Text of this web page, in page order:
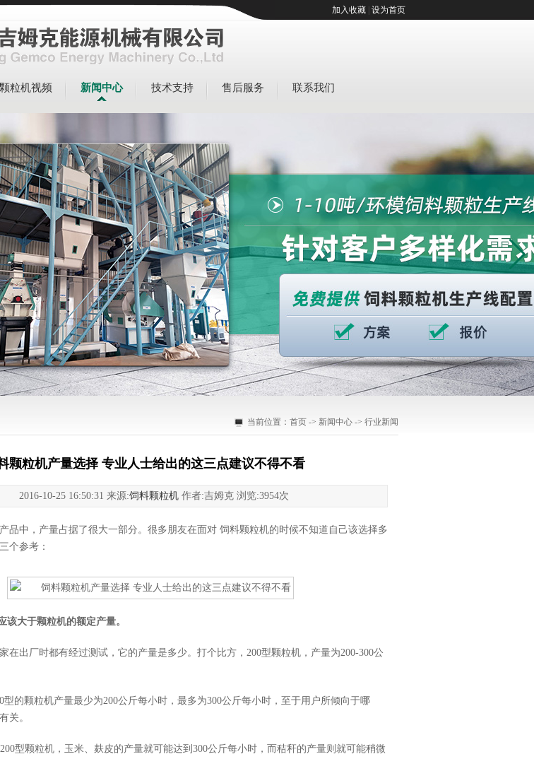
加入收藏 设为首页
颗粒机视频 新闻中心 技术支持 售后服务 联系我们
当前位置： 首页 -> 新闻中心 -> 行业新闻
颗粒机产量选择 专业人士给出的这三点建议不得不看
2016-10-25 16:50:31 来源:饲料颗粒机 作者:吉姆克 浏览:3954次
产品中，产量占据了很大一部分。很多朋友在面对 饲料颗粒机的时候不知道自己该选择多
个参考：
该大于颗粒机的额定产量。
在出厂时都有经过测试，它的产量是多少。打个比方，200型颗粒机，产量为200-300公
型的颗粒机产量最少为200公斤每小时，最多为300公斤每小时，至于用户所倾向于哪
关。
型颗粒机，玉米、麸皮的产量就可能达到300公斤每小时，而秸秆的产量则就可能稍微